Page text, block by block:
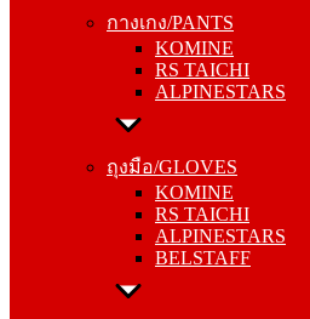
กางเกง/PANTS
KOMINE
RS TAICHI
ALPINESTARS
ถุงมือ/GLOVES
KOMINE
RS TAICHI
ALPINESTARS
BELSTAFF
RS TAICHI
ALPINESTARS
ถุงมือ/GLOVES
RS TAICHI
ALPINESTARS
BELSTAFF
รองเท้า/BOOTS